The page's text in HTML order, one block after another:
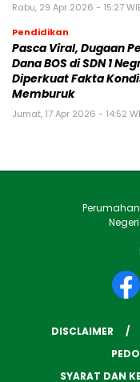
Rabu, 29 Apr 2026 - 15:27
Pendidikan
Pasca Viral, Dugaan
Dana BOS di SDN 1
Diperkuat Fakta
Memburuk
Jumat, 17 Apr 2026 - 14:52
Perumahan
DISCLAIMER
SYARAT DAN